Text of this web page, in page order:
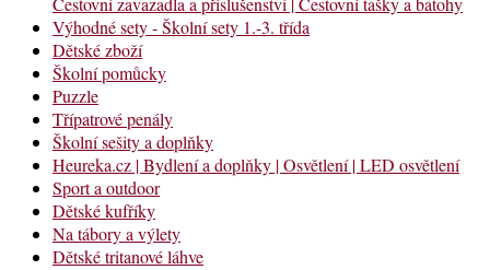
Výhodné sety - Školní sety 1.-3. třída
Dětské zboží
Školní pomůcky
Puzzle
Třípatrové penály
Školní sešity a doplňky
Heureka.cz | Bydlení a doplňky | Osvětlení | LED osvětlení
Sport a outdoor
Dětské kufříky
Na tábory a výlety
Dětské tritanové láhve